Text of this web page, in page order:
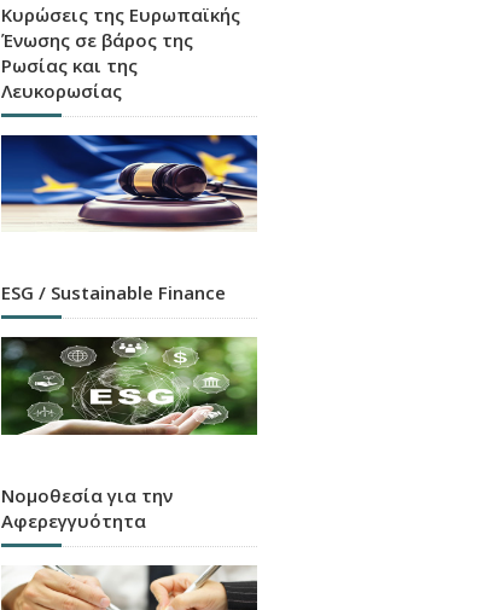
Κυρώσεις της Ευρωπαϊκής
Ένωσης σε βάρος της
Ρωσίας και της
Λευκορωσίας
ESG / Sustainable Finance
Νομοθεσία για την
Αφερεγγυότητα